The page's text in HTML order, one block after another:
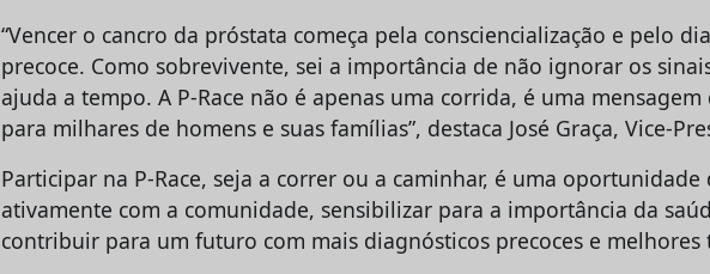
“Vencer o cancro da próstata começa pela consciencialização e pelo
precoce. Como sobrevivente, sei a importância de não ignorar os
ajuda a tempo. A P-Race não é apenas uma corrida, é uma mensagem
para milhares de homens e suas famílias”, destaca José Graça, Vice-
Participar na P-Race, seja a correr ou a caminhar, é uma oportunidade
ativamente com a comunidade, sensibilizar para a importância da
contribuir para um futuro com mais diagnósticos precoces e melhores